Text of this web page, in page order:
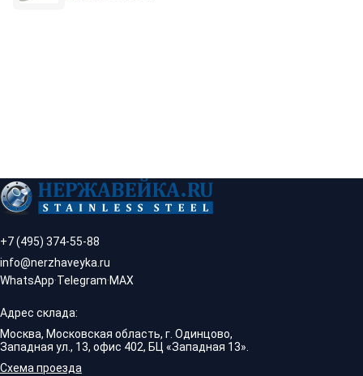
+7 (495) 374-55-88
info@nerzhaveyka.ru
WhatsApp·Telegram·MAX
Адрес склада:
Москва, Московская область, г. Одинцово,
Западная ул., 13, офис 402, БЦ «Западная 13».
Схема проезда